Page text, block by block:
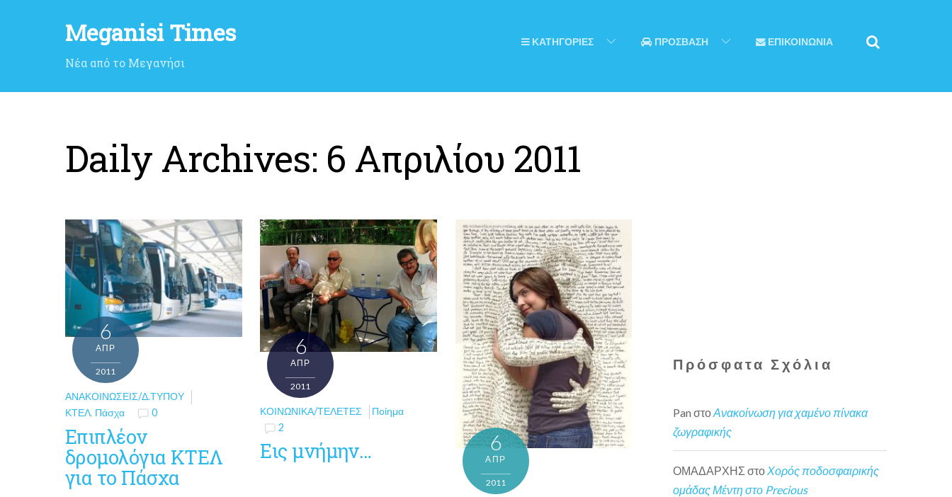
Meganisi Times
Νέα από το Μεγανήσι
ΚΑΤΗΓΟΡΙΕΣ ΠΡΟΣΒΑΣΗ ΕΠΙΚΟΙΝΩΝΙΑ
Daily Archives: 6 Απριλίου 2011
6
ΑΠΡ
2011
ΑΝΑΚΟΙΝΏΣΕΙΣ/Δ.ΤΎΠΟΥ
ΚΤΕΛ, Πάσχα 0
Επιπλέον
δρομολόγια ΚΤΕΛ
για το Πάσχα
6
ΑΠΡ
2011
ΚΟΙΝΩΝΙΚΆ/ΤΕΛΕΤΈΣ
Ποίημα
2
Εις μνήμην… 6
ΑΠΡ
2011
Πρόσφατα Σχόλια
Pan στοΑνακοίνωση για χαμένο πίνακα
ζωγραφικής
ΟΜΑΔΑΡΧΗΣ στο Χορός ποδοσφαιρικής
ομάδας Μέντη στο Precious